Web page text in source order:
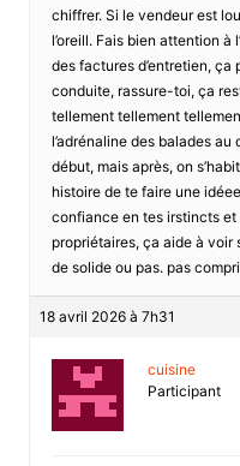
chiffrer. Si le vendeur est
l’oreill. Fais bien attention à
des factures d’entretien, ça
conduite, rassure-toi, ça
tellement tellement
l’adrénaline des balades
début, mais après, on
histoire de te faire une
confiance en tes irstincts et
propriétaires, ça aide à
de solide ou pas. pas
18 avril 2026 à 7h31
cuisine
Participant